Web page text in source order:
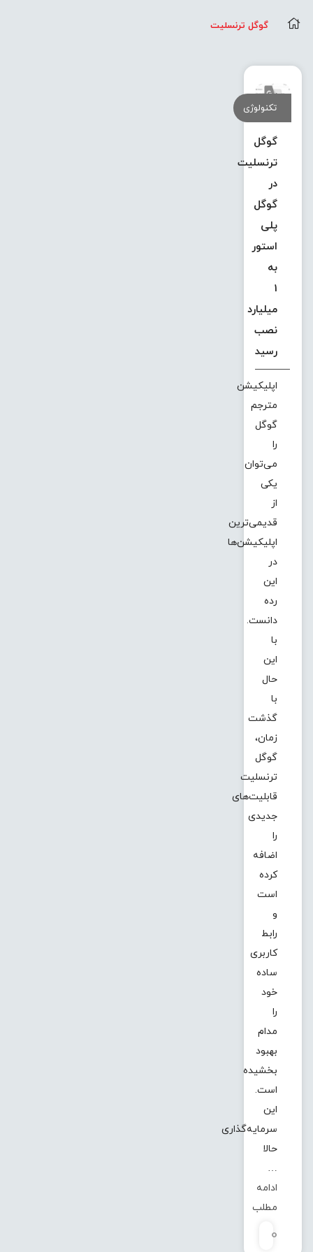
گوگل ترنسلیت
تکنولوژی
گوگل
ترنسلیت
در
گوگل
پلی
استور
به
1
میلیارد
نصب
رسید
اپلیکیشن
مترجم
گوگل
را
می‌توان
یکی
از
قدیمی‌ترین
اپلیکیشن‌ها
در
این
رده
دانست.
با
این
حال
با
گذشت
زمان،
گوگل
ترنسلیت
قابلیت‌های
جدیدی
را
اضافه
کرده
است
و
رابط
کاربری
ساده
خود
را
مدام
بهبود
بخشیده
است.
این
سرمایه‌گذاری
حالا
…
ادامه
مطلب
0